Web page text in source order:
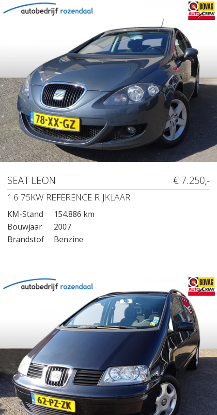
SEAT LEON € 7.250,-
1.6 75KW REFERENCE RIJKLAAR
KM-Stand
154.886 km
Bouwjaar
2007
Brandstof
Benzine